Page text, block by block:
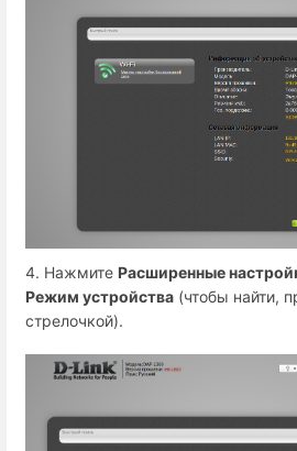
4. Нажмите Расширенные
Режим устройства (чтобы найти,
стрелочкой).